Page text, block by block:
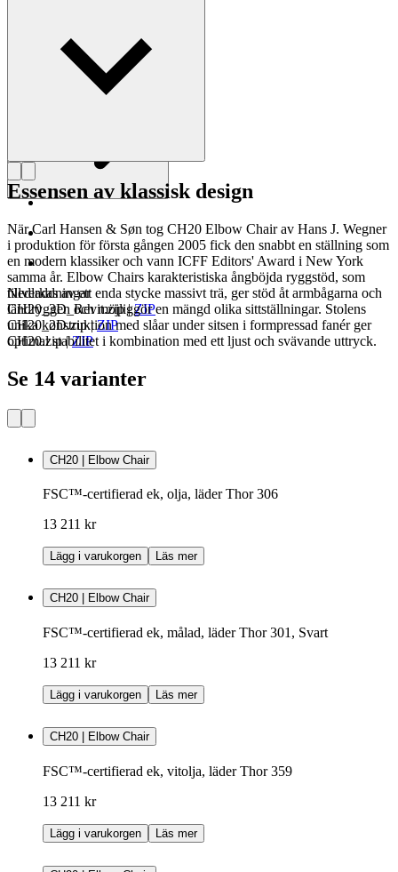
Läs mer om Hans J. Wegner
Nedladdningar
CH20_3D_Revit.zip|ZIP
CH20_2D.zip|ZIP
CH20.zip|ZIP
Essensen av klassisk design
När Carl Hansen & Søn tog CH20 Elbow Chair av Hans J. Wegner
i produktion för första gången 2005 fick den snabbt en ställning som
en modern klassiker och vann ICFF Editors' Award i New York
samma år. Elbow Chairs karakteristiska ångböjda ryggstöd, som
tillverkas av ett enda stycke massivt trä, ger stöd åt armbågarna och
ländryggen och möjliggör en mängd olika sittställningar. Stolens
unika konstruktion med slåar under sitsen i formpressad fanér ger
optimal stabilitet i kombination med ett ljust och svävande uttryck.
Se 14 varianter
CH20 | Elbow Chair
FSC™-certifierad ek, olja, läder Thor 306
13 211 kr
Lägg i varukorgen Läs mer
CH20 | Elbow Chair
FSC™-certifierad ek, målad, läder Thor 301, Svart
13 211 kr
Lägg i varukorgen Läs mer
CH20 | Elbow Chair
FSC™-certifierad ek, vitolja, läder Thor 359
13 211 kr
Lägg i varukorgen Läs mer